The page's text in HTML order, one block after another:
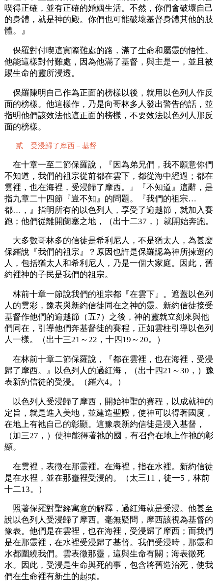
喫得正確，並有正確的婚姻生活。不然，你們會破壞自己
的身體，就是神的殿。你們也可能破壞基督身體其他的肢
體。』
保羅對付喫這實際難處的路，滿了生命和屬靈的悟性。
他能這樣對付難處，因為他滿了基督，與主是一，並且被
賜生命的靈所浸透。
保羅陳明自己作為正面的榜樣以後，就用以色列人作反
面的榜樣。他這樣作，乃是向哥林多人發出警告的話，並
指明他們該效法他這正面的榜樣，不要效法以色列人那反
面的榜樣。
貳 受浸歸了摩西－基督
在十章一至二節保羅說，『因為弟兄們，我不願意你們
不知道，我們的祖宗從前都在雲下，都從海中經過；都在
雲裡，也在海裡，受浸歸了摩西。』『不知道』這辭，是
指九章二十四節『豈不知』的問題。『我們的祖宗…
都…，』指明所有的以色列人，享受了逾越節，就加入賽
跑；他們從離開蘭塞之地，（出十二37，）就開始奔跑。
大多數哥林多的信徒是希利尼人，不是猶太人，為甚麼
保羅說『我們的祖宗』？原因也許是保羅認為神所揀選的
人，包括猶太人和希利尼人，乃是一個大家庭。因此，舊
約裡神的子民是我們的祖宗。
林前十章一節說我們的祖宗都『在雲下』。遮蓋以色列
人的雲彩，豫表與新約信徒同在之神的靈。新約信徒接受
基督作他們的逾越節（五7）之後，神的靈就立刻來與他
們同在，引導他們奔基督徒的賽程，正如雲柱引導以色列
人一樣。（出十三21～22，十四19～20。）
在林前十章二節保羅說，『都在雲裡，也在海裡，受浸
歸了摩西。』以色列人的過紅海，（出十四21～30，）豫
表新約信徒的受浸。（羅六4。）
以色列人受浸歸了摩西，開始神聖的賽程，以成就神的
定旨，就是進入美地，並建造聖殿，使神可以得著國度，
在地上有祂自己的彰顯。這豫表新約信徒是浸入基督，
（加三27，）使神能得著祂的國，有召會在地上作祂的彰
顯。
在雲裡，表徵在那靈裡。在海裡，指在水裡。新約信徒
是在水裡，並在那靈裡受浸的。（太三11，徒一5，林前
十二13。）
照著保羅對聖經寓意的解釋，過紅海就是受浸。他甚至
說以色列人受浸歸了摩西。毫無疑問，摩西該視為基督的
豫表。他們是在雲裡，也在海裡，受浸歸了摩西；而我們
是在那靈裡，在水裡受浸歸了基督。我們受浸時，那靈和
水都圍繞我們。雲表徵那靈，這與生命有關；海表徵死
水。因此，受浸是生命與死的事，包含將舊造治死，使我
們在生命裡有新生的起頭。